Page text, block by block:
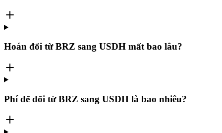
Hoán đổi từ BRZ sang USDH mất bao lâu?
Phí để đổi từ BRZ sang USDH là bao nhiêu?